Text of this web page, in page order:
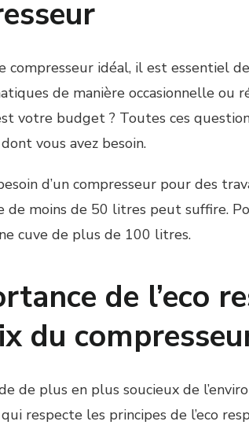
compresseur idéal, il est essentiel
de manière occasionnelle ou
votre budget ? Toutes ces
vous avez besoin.
d’un compresseur pour des
de moins de 50 litres peut suffire.
cuve de plus de 100 litres.
de l’eco
du
de plus en plus soucieux de
respecte les principes de l’eco